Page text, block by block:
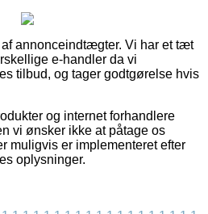
annonceindtægter. Vi har et tæt
e-handler da vi
tilbud, og tager godtgørelse hvis
og internet forhandlere
vi ønsker ikke at påtage os
muligvis er implementeret efter
oplysninger.